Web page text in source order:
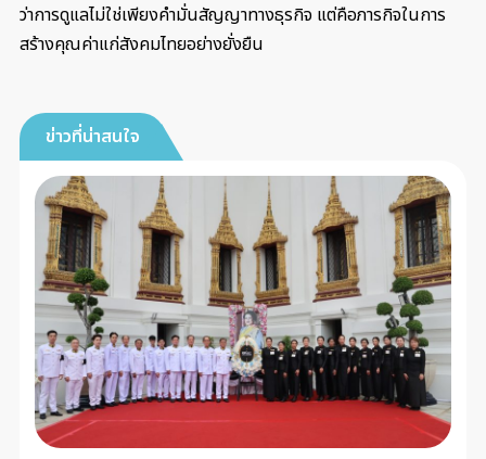
ว่าการดูแลไม่ใช่เพียงคำมั่นสัญญาทางธุรกิจ แต่คือภารกิจในการ
สร้างคุณค่าแก่สังคมไทยอย่างยั่งยืน
ข่าวที่น่าสนใจ